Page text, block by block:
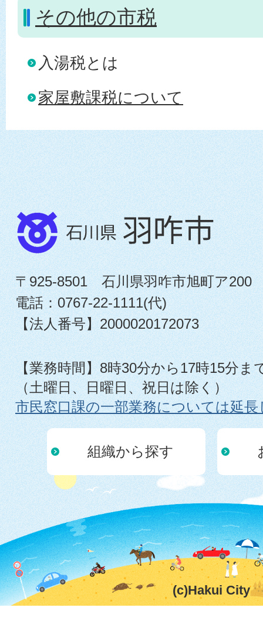
その他の市税
入湯税とは
家屋敷課税について
〒925-8501 石川県羽咋市旭町ア200
電話：0767-22-1111(代)
【法人番号】2000020172073
【業務時間】8時30分から17時15分ま
（土曜日、日曜日、祝日は除く）
市民窓口課の一部業務については延
組織から探す
(c)Hakui City